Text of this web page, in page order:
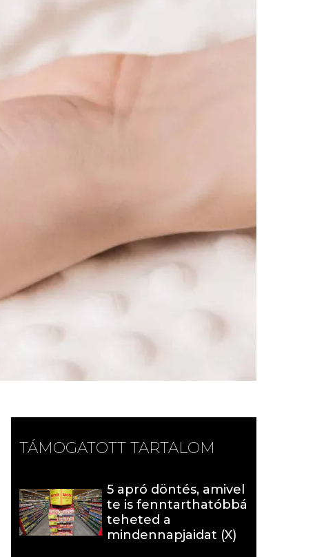
TÁMOGATOTT TARTALOM
5 apró döntés, amivel
te is fenntarthatóbbá
teheted a
mindennapjaidat (X)